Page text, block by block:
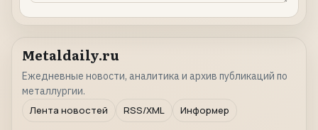
Metaldaily.ru
Ежедневные новости, аналитика и архив публикаций по
металлургии.
Лента новостей
RSS/XML Информер